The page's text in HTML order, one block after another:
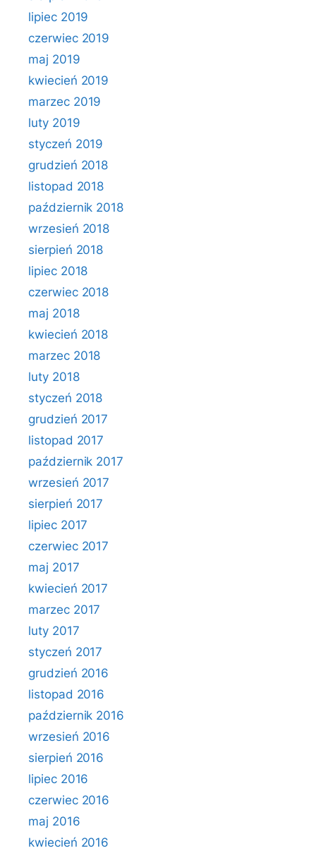
lipiec 2019
czerwiec 2019
maj 2019
kwiecień 2019
marzec 2019
luty 2019
styczeń 2019
grudzień 2018
listopad 2018
październik 2018
wrzesień 2018
sierpień 2018
lipiec 2018
czerwiec 2018
maj 2018
kwiecień 2018
marzec 2018
luty 2018
styczeń 2018
grudzień 2017
listopad 2017
październik 2017
wrzesień 2017
sierpień 2017
lipiec 2017
czerwiec 2017
maj 2017
kwiecień 2017
marzec 2017
luty 2017
styczeń 2017
grudzień 2016
listopad 2016
październik 2016
wrzesień 2016
sierpień 2016
lipiec 2016
czerwiec 2016
maj 2016
kwiecień 2016